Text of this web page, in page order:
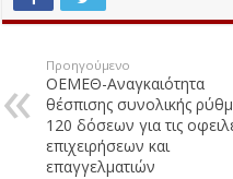
Προηγούμενο
ΟΕΜΕΘ-Αναγκαιότητα
θέσπισης συνολικής
120 δόσεων για τις
επιχειρήσεων και
επαγγελματιών